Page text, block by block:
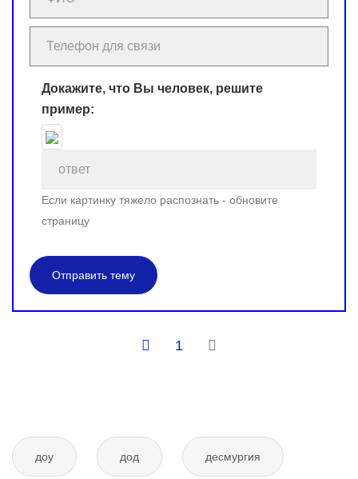
Докажите, что Вы человек, решите
пример:
Если картинку тяжело распознать - обновите
страницу
Отправить тему
1
доу дод десмургия